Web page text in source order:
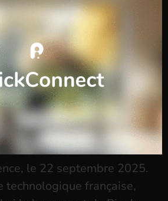
le 22 septembre 2025.
technologique française,